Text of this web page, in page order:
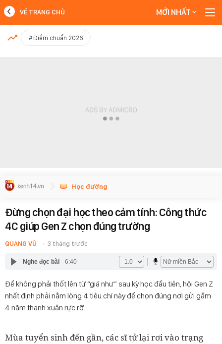
MỚI NHẤT
VỀ TRANG CHỦ MỚI NHẤT
#Điểm chuẩn 2026
Học đường
Đừng chọn đại học theo cảm tính: Công thức
4C giúp Gen Z chọn đúng trường
QUANG VŨ 3 tháng trước
Nghe đọc bài 6:40
Để không phải thốt lên từ “giá như” sau kỳ học đầu tiên, hội Gen Z
nhất định phải nằm lòng 4 tiêu chí này để chọn đúng nơi gửi gắm
4 năm thanh xuân rực rỡ.
Mùa tuyển sinh đến gần, các sĩ tử lại rơi vào trạng